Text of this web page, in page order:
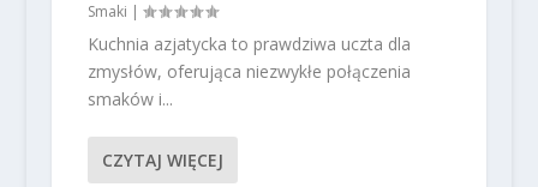
Smaki |
Kuchnia azjatycka to prawdziwa uczta dla
zmysłów, oferująca niezwykłe połączenia
smaków i...
CZYTAJ WIĘCEJ